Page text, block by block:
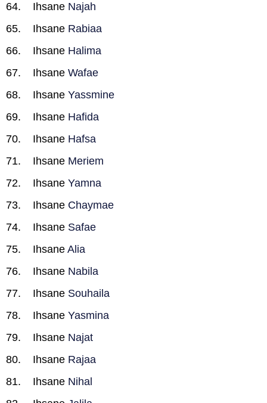
Ihsane Najah
Ihsane Rabiaa
Ihsane Halima
Ihsane Wafae
Ihsane Yassmine
Ihsane Hafida
Ihsane Hafsa
Ihsane Meriem
Ihsane Yamna
Ihsane Chaymae
Ihsane Safae
Ihsane Alia
Ihsane Nabila
Ihsane Souhaila
Ihsane Yasmina
Ihsane Najat
Ihsane Rajaa
Ihsane Nihal